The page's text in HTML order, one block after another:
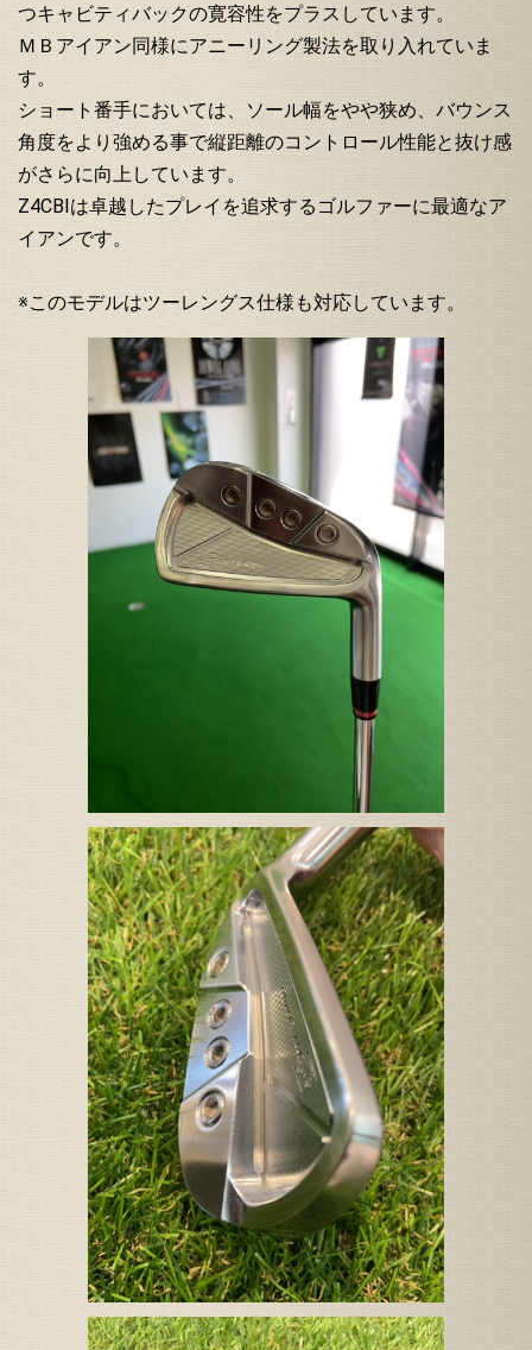
つキャビティバックの寛容性をプラスしています。
ＭＢアイアン同様にアニーリング製法を取り入れていま
す。
ショート番手においては、ソール幅をやや狭め、バウンス
角度をより強める事で縦距離のコントロール性能と抜け感
がさらに向上しています。
Z4CBIは卓越したプレイを追求するゴルファーに最適なア
イアンです。
※このモデルはツーレングス仕様も対応しています。